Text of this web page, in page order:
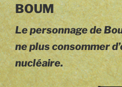
BOUM
Le personnage de
ne plus consommer
nucléaire.